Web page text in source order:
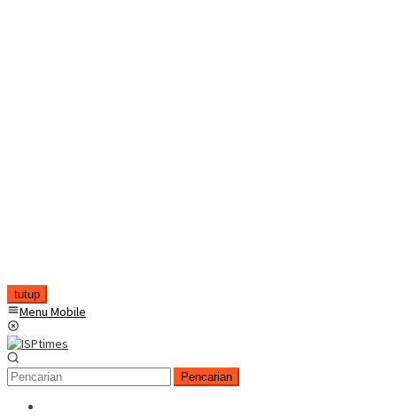
tutup
Menu Mobile
Pencarian